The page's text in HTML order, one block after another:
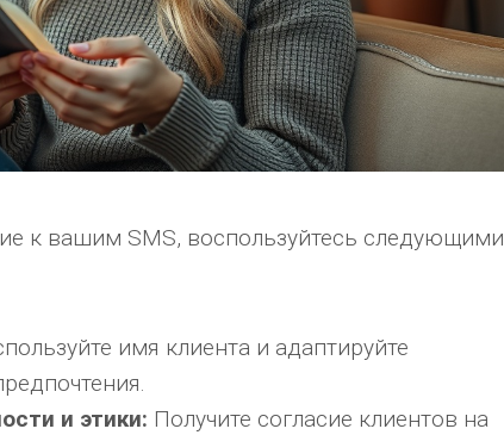
к вашим SMS, воспользуйтесь следующими
имя клиента и адаптируйте
и этики: Получите согласие клиентов на